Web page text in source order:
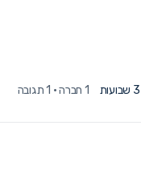
1 חברה · 1 תגובה